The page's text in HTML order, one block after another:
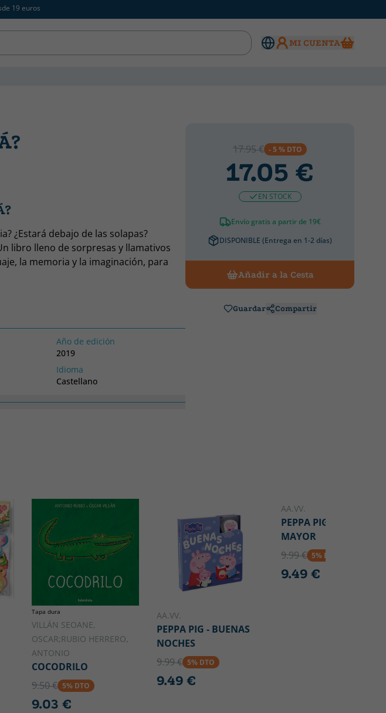
19 euros
MI CUENTA
¿Estará debajo de las solapas?
libro lleno de sorpresas y llamativos
la memoria y la imaginación, para
Año de edición
2019
Idioma
Castellano
17.95 € - 5 % DTO
17.05 €
EN STOCK
Envío gratis a partir de 19€
DISPONIBLE (Entrega en 1-2 días)
Añadir a la Cesta
Guardar Compartir
Tapa dura
VILLÁN SEOANE,
OSCAR;RUBIO HERRERO,
ANTONIO
COCODRILO
9.50 € 5% DTO
9.03 €
AA.VV.
PEPPA PIG - BUENAS
NOCHES
9.99 € 5% DTO
9.49 €
AA.VV.
PEPPA PIG - HERMANA
MAYOR
9.99 € 5% DTO
9.49 €